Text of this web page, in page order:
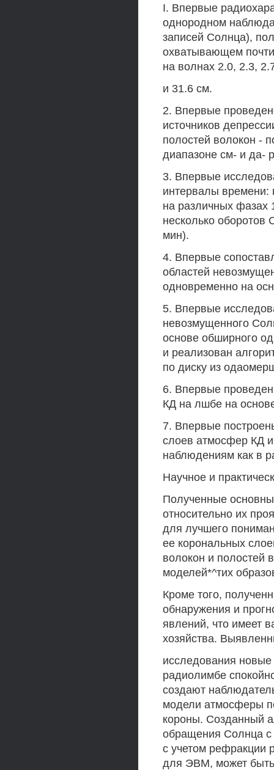
I. Впервые
однородном
записей Солнца),
охватывающем
на волнах 2.0, 2.3,
и 31.6 см.
2. Впервые
источников
полостей волокон -
диапазоне см- и да-
3. Впервые
интервалы времени:
на различных фазах
несколько оборотов
мин).
4. Впервые
областей
одновременно на
5. Впервые
невозмущенного
основе обширного
и реализован
по диску из
6. Впервые
КД на лшбе на
7. Впервые
слоев атмосфер КД
наблюдениям как в
Научное и
Полученные
относительно их
для лучшего
ее корональных
волокон и полостей
моделей*^тих
Кроме того,
обнаружения и
явлений, что имеет
хозяйства.
исследования
радиолимбе
создают
модели атмосферы
короны. Созданный
обращения Солнца с
с учетом рефракции
для ЭВМ, может быть